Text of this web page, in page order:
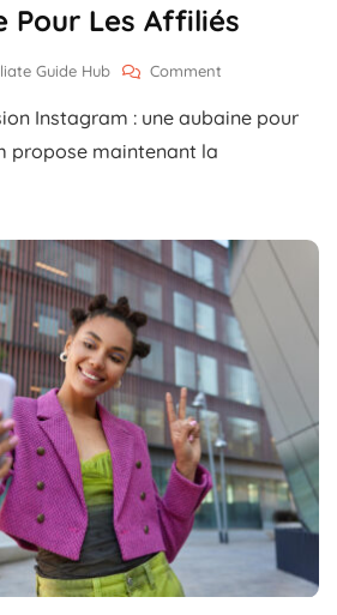
Pour Les Affiliés
Guide Hub Comment
Canaux
Une
Aubaine
Les
Affiliés
Instagram : une aubaine pour
propose maintenant la